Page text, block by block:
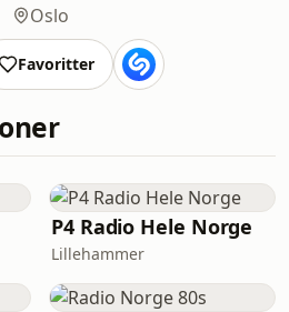
Oslo
Favoritter
P4 Radio Hele Norge
Lillehammer